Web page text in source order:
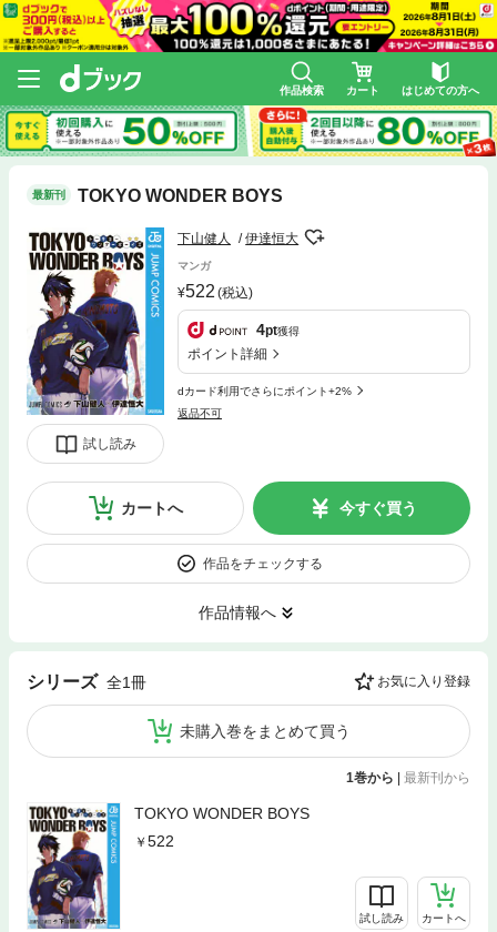
作品検索 カート はじめての方へ
最新刊 TOKYO WONDER BOYS
試し読み
下山健人 伊達恒大
マンガ
522 (税込)
4pt獲得
ポイント詳細
dカード利用でさらにポイント+2%
返品不可
カートへ 今すぐ買う
作品をチェックする
作品情報へ
シリーズ 全1冊 お気に入り登録
未購入巻をまとめて買う
1巻から 最新刊から
TOKYO WONDER BOYS
522
試し読み カートへ